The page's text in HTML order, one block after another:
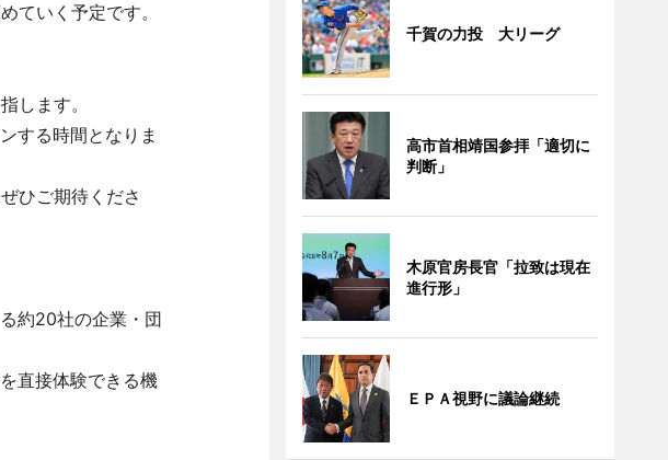
ていく予定です。
します。
する時間となりま
ひご期待くださ
約20社の企業・団
直接体験できる機
千賀の力投 大リーグ
高市首相靖国参拝「適切に
判断」
木原官房長官「拉致は現在
進行形」
ＥＰＡ視野に議論継続